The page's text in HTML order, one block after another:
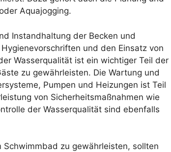
Aquajogging.
Instandhaltung der Becken und
und den Einsatz von
Wasserqualität ist ein wichtiger Teil der
zu gewährleisten. Die Wartung und
Pumpen und Heizungen ist Teil
von Sicherheitsmaßnahmen wie
der Wasserqualität sind ebenfalls
zu gewährleisten, sollten